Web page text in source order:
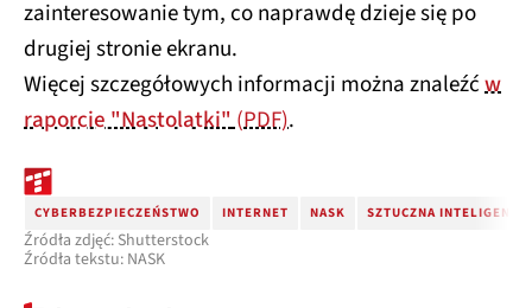
zainteresowanie tym, co naprawdę dzieje się po
drugiej stronie ekranu.
Więcej szczegółowych informacji można znaleźćw
raporcie "Nastolatki"(PDF).
CYBERBEZPIECZEŃSTWO INTERNET NASK SZTUCZNA
Źródła zdjęć: Shutterstock
Źródła tekstu: NASK